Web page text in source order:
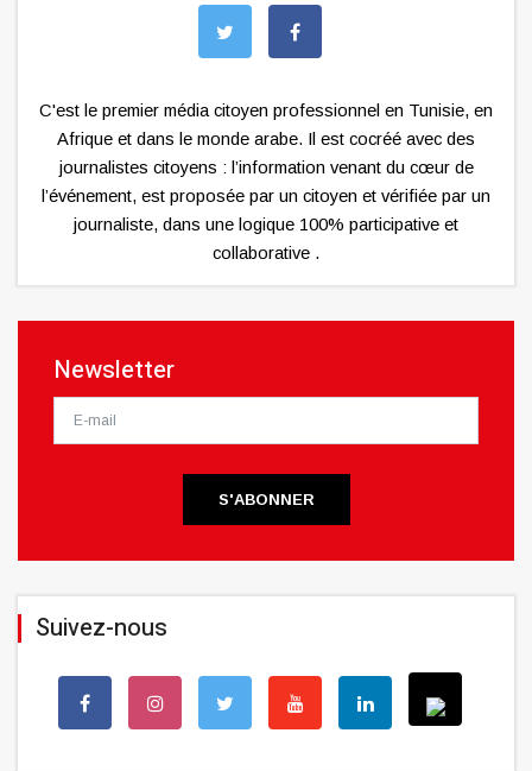
C'est le premier média citoyen professionnel en Tunisie, en
Afrique et dans le monde arabe. Il est cocréé avec des
journalistes citoyens : l’information venant du cœur de
l’événement, est proposée par un citoyen et vérifiée par un
journaliste, dans une logique 100% participative et
collaborative .
Newsletter
S'ABONNER
Suivez-nous